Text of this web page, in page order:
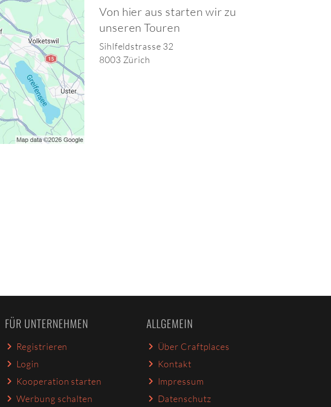
Von hier aus starten wir zu
unseren Touren
Sihlfeldstrasse 32
8003 Zürich
FÜR UNTERNEHMEN
Registrieren
Login
Kooperation starten
Werbung schalten
ALLGEMEIN
Über Craftplaces
Kontakt
Impressum
Datenschutz